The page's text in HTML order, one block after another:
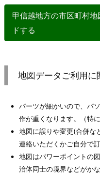
甲信越地方の市区町村
ドする
地図データご利用に
パーツが細かいので、パ
作が重くなります。（特
地図に誤りや変更(合併な
連絡いただくかご自分で訂
地図はパワーポイントの
治体同士の境界などがか